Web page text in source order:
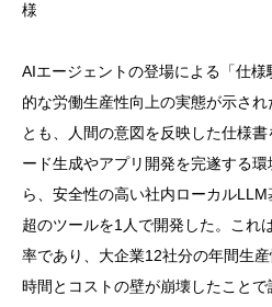
様
AIエージェントの登場による「仕
的な労働生産性向上の実態が示され
とも、人間の意図を反映した仕様
ード生成やアプリ開発を完遂する
ら、安全性の高い社内ローカル
超のツールを1人で開発した。これ
率であり、大企業12社分の年間生産
時間とコストの壁が崩壊したこと